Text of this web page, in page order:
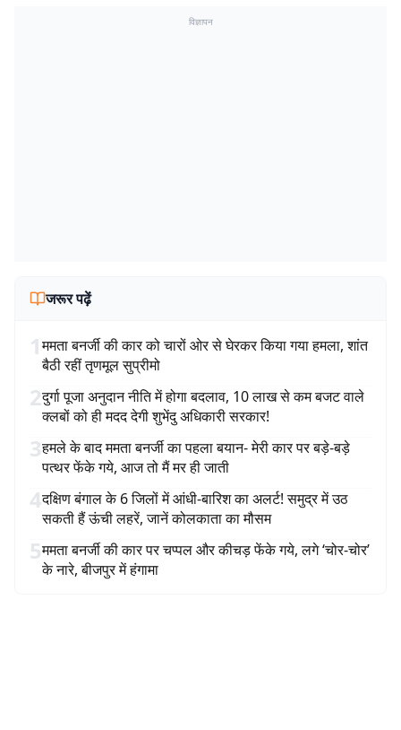
विज्ञापन
जरूर पढ़ें
1ममता बनर्जी की कार को चारों ओर से घेरकर किया गया हमला, शांत
बैठी रहीं तृणमूल सुप्रीमो
2दुर्गा पूजा अनुदान नीति में होगा बदलाव, 10 लाख से कम बजट वाले
क्लबों को ही मदद देगी शुभेंदु अधिकारी सरकार!
3हमले के बाद ममता बनर्जी का पहला बयान- मेरी कार पर बड़े-बड़े
पत्थर फेंके गये, आज तो मैं मर ही जाती
4दक्षिण बंगाल के 6 जिलों में आंधी-बारिश का अलर्ट! समुद्र में उठ
सकती हैं ऊंची लहरें, जानें कोलकाता का मौसम
5ममता बनर्जी की कार पर चप्पल और कीचड़ फेंके गये, लगे ‘चोर-चोर’
के नारे, बीजपुर में हंगामा